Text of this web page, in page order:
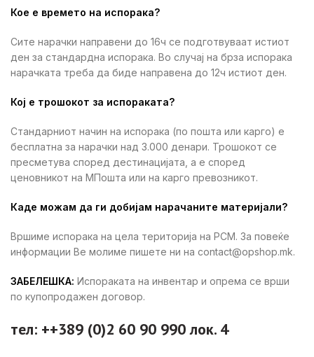
Кое е времето на испорака?
Сите нарачки направени до 16ч се подготвуваат истиот
ден за стандардна испорака. Во случај на брза испорака
нарачката треба да биде направена до 12ч истиот ден.
Кој е трошокот за испораката?
Стандарниот начин на испорака (по пошта или карго) е
бесплатна за нарачки над 3.000 денари. Трошокот се
пресметува според дестинацијата, а е според
ценовникот на МПошта или на карго превозникот.
Каде можам да ги добијам нарачаните материјали?
Вршиме испорака на цела територија на РСМ. За повеќе
информации Ве молиме пишете ни на contact@opshop.mk.
ЗАБЕЛЕШКА: Испораката на инвентар и опрема се врши
по купопродажен договор.
тел: ++389 (0)2 60 90 990 лок. 4